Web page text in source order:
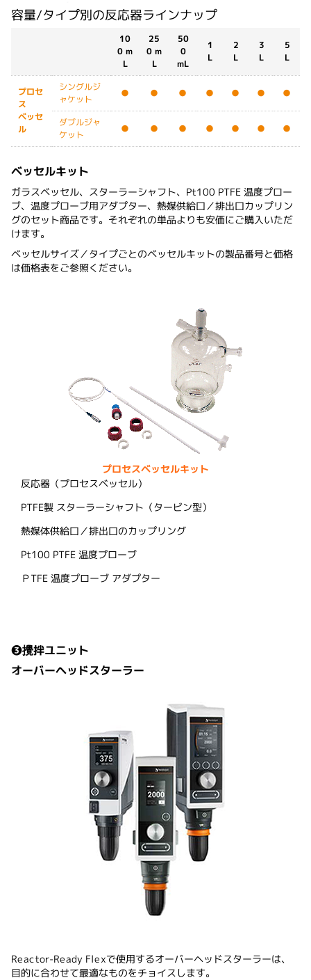
容量/タイプ別の反応器ラインナップ
10
0 m
L
25
0 m
L
50
0
mL
1
L
2
L
3
L
5
L
プロセ
ス
ベッセ
ル
シングルジ
ャケット
● ● ● ● ● ● ●
ダブルジャ
ケット
● ● ● ● ● ● ●
ベッセルキット
ガラスベッセル、スターラーシャフト、Pt100 PTFE 温度プロー
ブ、温度プローブ用アダプター、熱媒供給口／排出口カップリン
グのセット商品です。それぞれの単品よりも安価にご購入いただ
けます。
ベッセルサイズ／タイプごとのベッセルキットの製品番号と価格
は価格表をご参照ください。
プロセスベッセルキット
反応器（プロセスベッセル）
PTFE製 スターラーシャフト（タービン型）
熱媒体供給口／排出口のカップリング
Pt100 PTFE 温度プローブ
ＰTFE 温度プローブ アダプター
❸攪拌ユニット
オーバーヘッドスターラー
Reactor-Ready Flexで使用するオーバーヘッドスターラーは、
目的に合わせて最適なものをチョイスします。